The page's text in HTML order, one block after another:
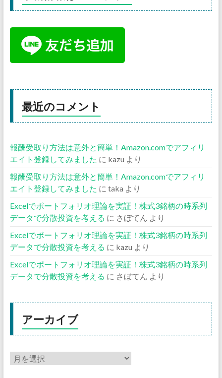
最近のコメント
報酬受取り方法は意外と簡単！Amazon.comでアフィリ
エイト登録してみました に kazu より
報酬受取り方法は意外と簡単！Amazon.comでアフィリ
エイト登録してみました に taka より
Excelでポートフォリオ理論を実証！株式3銘柄の時系列
データで分散投資を考える に さぼてん より
Excelでポートフォリオ理論を実証！株式3銘柄の時系列
データで分散投資を考える に kazu より
Excelでポートフォリオ理論を実証！株式3銘柄の時系列
データで分散投資を考える に さぼてん より
アーカイブ